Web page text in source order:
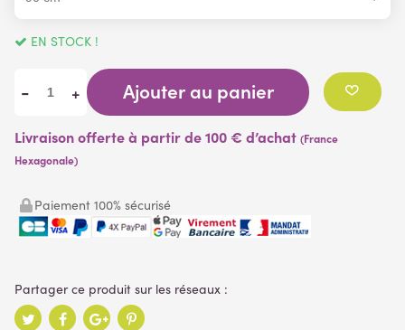
EN STOCK !
- + Ajouter au panier
Livraison offerte à partir de 100 € d’achat (France
Hexagonale)
Paiement 100% sécurisé